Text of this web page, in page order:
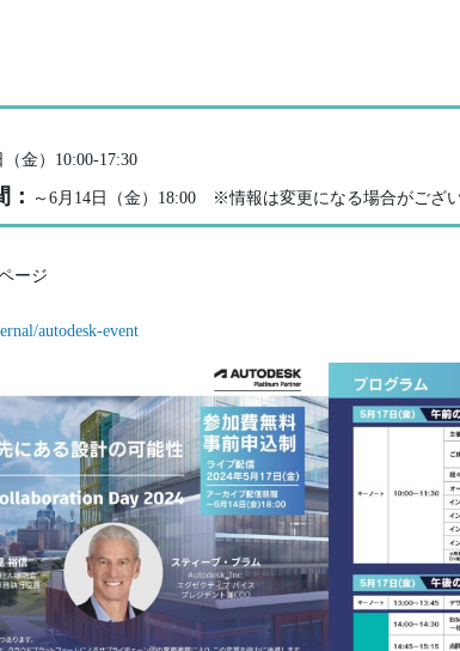
（金）10:00-17:30
～6月14日（金）18:00 ※情報は変更になる場合がござ
ージ
autodesk-event